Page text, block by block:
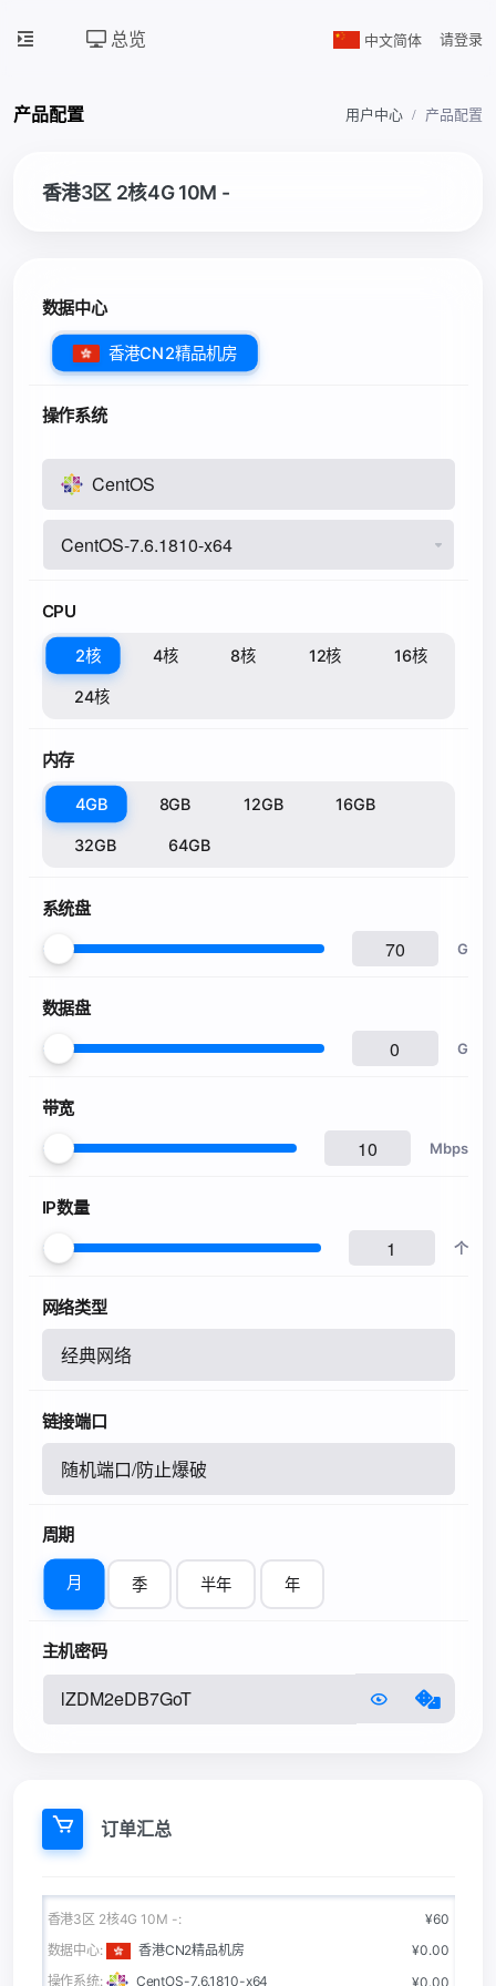
总览 中文简体 请登录
产品配置 用户中心 产品配置
香港3区 2核4G 10M -
数据中心
香港CN2精品机房
操作系统
CentOS
CPU
2核 4核 8核 12核 16核
24核
内存
4GB 8GB 12GB 16GB
32GB 64GB
系统盘
G
数据盘
G
带宽
Mbps
IP数量
个
网络类型
经典网络
链接端口
随机端口/防止爆破
周期
月 季 半年 年
主机密码
订单汇总
香港3区 2核4G 10M -:
¥60
数据中心:
香港CN2精品机房
¥0.00
操作系统:
CentOS-7.6.1810-x64 ¥0.00